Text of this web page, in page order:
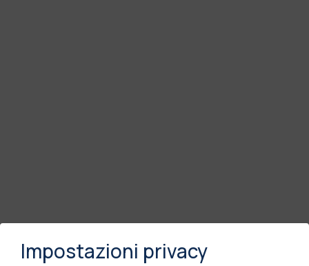
Impostazioni privacy